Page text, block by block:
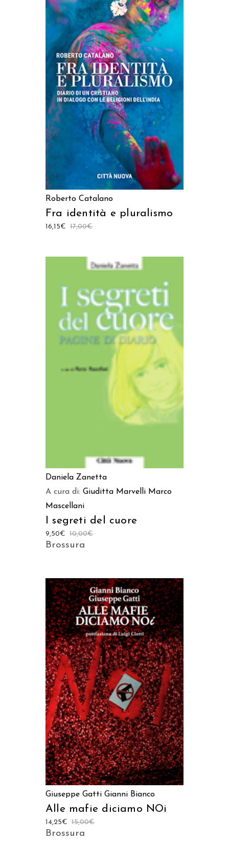
AGGIUNGI AL CARRELLO
Roberto Catalano
Fra identità e pluralismo
17,00€
16,15€
Daniela Zanetta
A cura di: Giuditta Marvelli Marco
Mascellani
I segreti del cuore
10,00€
9,50€
Brossura
AGGIUNGI AL CARRELLO
Giuseppe Gatti Gianni Bianco
Alle mafie diciamo NOi
15,00€
14,25€
Brossura